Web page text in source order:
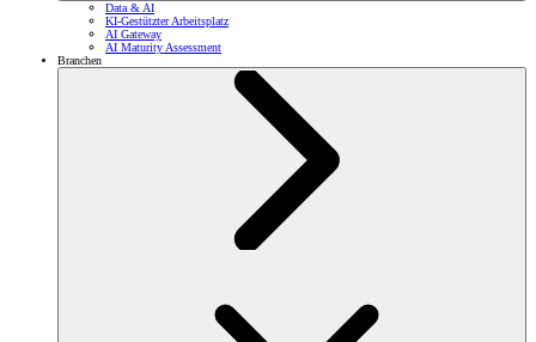
Data & AI
KI-Gestützter Arbeitsplatz
AI Gateway
AI Maturity Assessment
Branchen